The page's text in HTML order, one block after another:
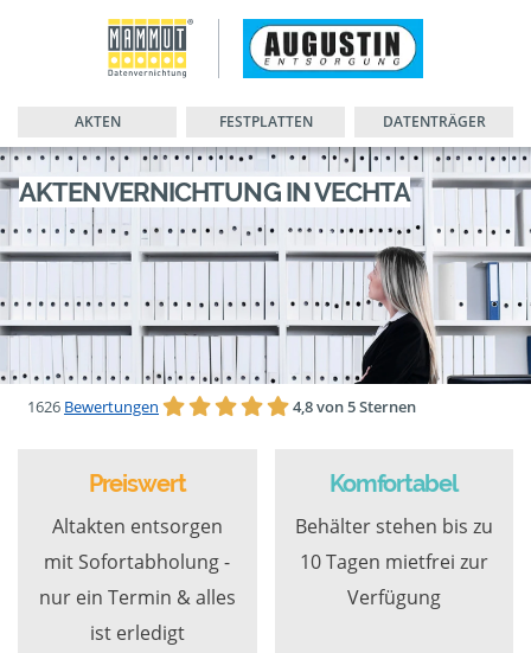
AKTEN FESTPLATTEN DATENTRÄGER
AKTENVERNICHTUNG IN VECHTA
1626 Bewertungen 4,8 von 5 Sternen
Preiswert
Altakten entsorgen
mit Sofortabholung -
nur ein Termin & alles
ist erledigt
Komfortabel
Behälter stehen bis zu
10 Tagen mietfrei zur
Verfügung